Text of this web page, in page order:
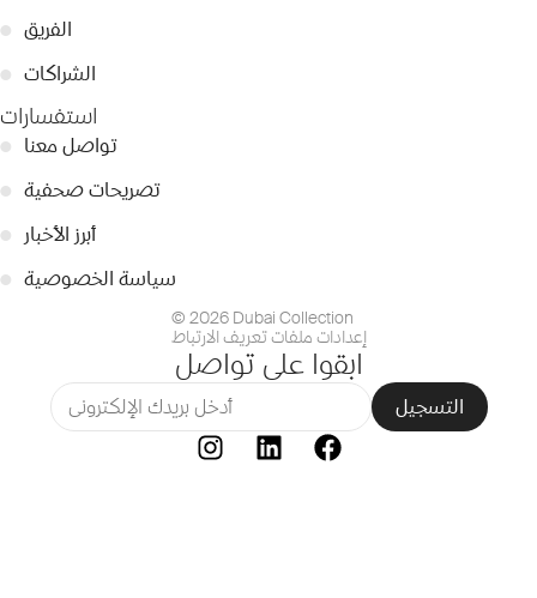
● الفريق
● الشراكات
استفسارات
● تواصل معنا
● تصريحات صحفية
●
أبرز الأخبار
● سياسة الخصوصية
© 2026 Dubai Collection
إعدادات ملفات تعريف الارتباط
ابقوا على تواصل
التسجيل